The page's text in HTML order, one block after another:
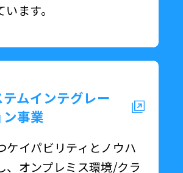
ます。
テムインテグレー
ン事業
ケイパビリティとノウハ
、オンプレミス環境/クラ